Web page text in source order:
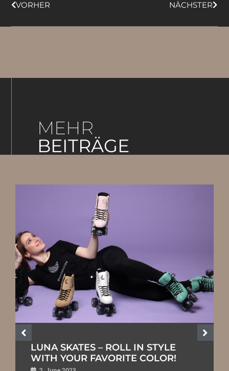
VORHER NÄCHSTER
MEHR
BEITRÄGE
LUNA SKATES – ROLL IN STYLE
WITH YOUR FAVORITE COLOR!